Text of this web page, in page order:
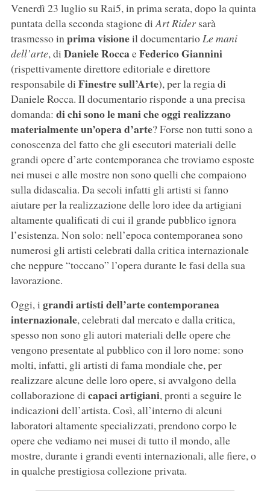
Venerdì 23 luglio su Rai5, in prima serata, dopo la quinta
puntata della seconda stagione diArt Ridersarà
trasmesso inprima visioneil documentarioLe mani
dell’arte, di Daniele RoccaeFederico Giannini
(rispettivamente direttore editoriale e direttore
responsabile di Finestre sull’Arte), per la regia di
Daniele Rocca. Il documentario risponde a una precisa
domanda: di chi sono le mani che oggi realizzano
materialmente un’opera d’arte? Forse non tutti sono a
conoscenza del fatto che gli esecutori materiali delle
grandi opere d’arte contemporanea che troviamo esposte
nei musei e alle mostre non sono quelli che compaiono
sulla didascalia. Da secoli infatti gli artisti si fanno
aiutare per la realizzazione delle loro idee da artigiani
altamente qualificati di cui il grande pubblico ignora
l’esistenza. Non solo: nell’epoca contemporanea sono
numerosi gli artisti celebrati dalla critica internazionale
che neppure “toccano” l’opera durante le fasi della sua
lavorazione.
Oggi, i grandi artisti dell’arte contemporanea
internazionale, celebrati dal mercato e dalla critica,
spesso non sono gli autori materiali delle opere che
vengono presentate al pubblico con il loro nome: sono
molti, infatti, gli artisti di fama mondiale che, per
realizzare alcune delle loro opere, si avvalgono della
collaborazione di capaci artigiani, pronti a seguire le
indicazioni dell’artista. Così, all’interno di alcuni
laboratori altamente specializzati, prendono corpo le
opere che vediamo nei musei di tutto il mondo, alle
mostre, durante i grandi eventi internazionali, alle fiere, o
in qualche prestigiosa collezione privata.